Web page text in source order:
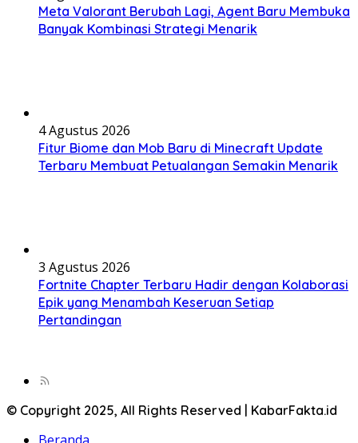
Meta Valorant Berubah Lagi, Agent Baru Membuka
Banyak Kombinasi Strategi Menarik
4 Agustus 2026
Fitur Biome dan Mob Baru di Minecraft Update
Terbaru Membuat Petualangan Semakin Menarik
3 Agustus 2026
Fortnite Chapter Terbaru Hadir dengan Kolaborasi
Epik yang Menambah Keseruan Setiap
Pertandingan
© Copyright 2025, All Rights Reserved | KabarFakta.id